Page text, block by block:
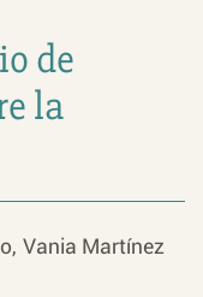
de
la
Vania Martínez